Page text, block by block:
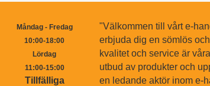
Måndag - Fredag
10:00-18:00
Lördag
11:00-15:00
Tillfälliga
"Välkommen till vårt e-
erbjuda dig en sömlös
kvalitet och service är
utbud av produkter och
en ledande aktör inom e-